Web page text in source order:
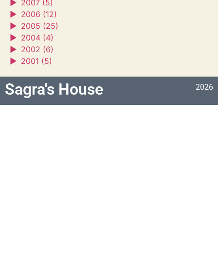
► 2007 (5)
► 2006 (12)
► 2005 (25)
► 2004 (4)
► 2002 (6)
► 2001 (5)
Sagra's House 2026